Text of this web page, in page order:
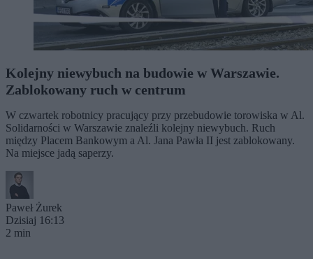
Kolejny niewybuch na budowie w Warszawie.
Zablokowany ruch w centrum
W czwartek robotnicy pracujący przy przebudowie torowiska w Al.
Solidarności w Warszawie znaleźli kolejny niewybuch. Ruch
między Placem Bankowym a Al. Jana Pawła II jest zablokowany.
Na miejsce jadą saperzy.
Paweł Żurek
Dzisiaj 16:13
2 min